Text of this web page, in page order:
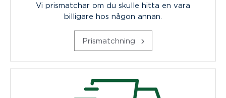
Vi prismatchar om du skulle hitta en vara
billigare hos någon annan.
Prismatchning